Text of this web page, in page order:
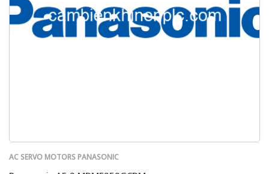
AC SERVO MOTORS PANASONIC